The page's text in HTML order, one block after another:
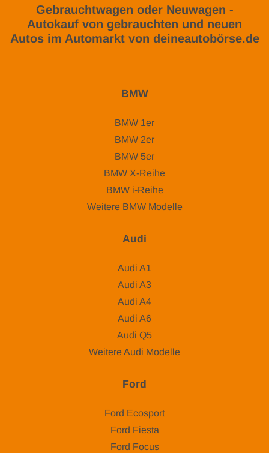
Gebrauchtwagen oder Neuwagen -
Autokauf von gebrauchten und neuen
Autos im Automarkt von deineautobörse.de
BMW
BMW 1er
BMW 2er
BMW 5er
BMW X-Reihe
BMW i-Reihe
Weitere BMW Modelle
Audi
Audi A1
Audi A3
Audi A4
Audi A6
Audi Q5
Weitere Audi Modelle
Ford
Ford Ecosport
Ford Fiesta
Ford Focus